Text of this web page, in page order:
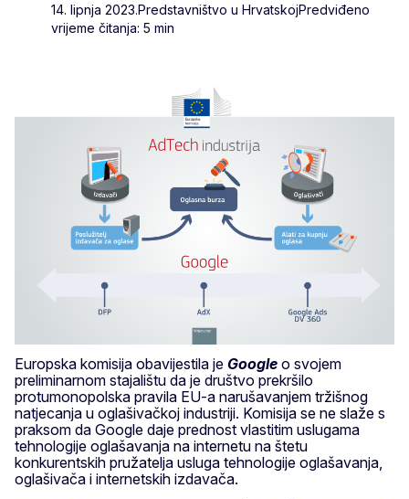
14. lipnja 2023.Predstavništvo u HrvatskojPredviđeno
vrijeme čitanja: 5 min
Europska komisija obavijestila je Google o svojem
preliminarnom stajalištu da je društvo prekršilo
protumonopolska pravila EU-a narušavanjem tržišnog
natjecanja u oglašivačkoj industriji. Komisija se ne slaže s
praksom da Google daje prednost vlastitim uslugama
tehnologije oglašavanja na internetu na štetu
konkurentskih pružatelja usluga tehnologije oglašavanja,
oglašivača i internetskih izdavača.